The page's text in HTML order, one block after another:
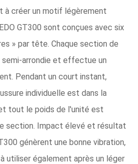
à créer un motif légèrement
GT300 sont conçues avec six
» par tête. Chaque section de
semi-arrondie et effectue un
Pendant un court instant,
individuelle est dans la
tout le poids de l'unité est
section. Impact élevé et résultat
génèrent une bonne vibration,
utiliser également après un léger